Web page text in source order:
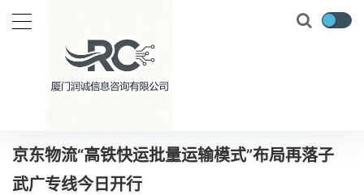
当前位置： 首页 实时要闻
京东物流“高铁快运批量运输模式”布局再落子
武广专线今日开行